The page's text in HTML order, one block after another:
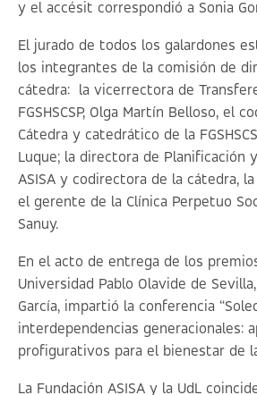
y el accésit correspondió a Sonia
El jurado de todos los galardones
los integrantes de la comisión de
cátedra: la vicerrectora de
FGSHSCSP, Olga Martín Belloso, el
Cátedra y catedrático de la
Luque; la directora de Planificación
ASISA y codirectora de la cátedra,
el gerente de la Clínica Perpetuo
Sanuy.
En el acto de entrega de los
Universidad Pablo Olavide de
García, impartió la conferencia “
interdependencias generacionales:
profigurativos para el bienestar de
La Fundación ASISA y la UdL